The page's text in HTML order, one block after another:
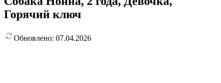
Горячий ключ
Обновлено: 07.04.2026